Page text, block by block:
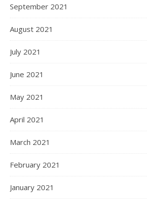
September 2021
August 2021
July 2021
June 2021
May 2021
April 2021
March 2021
February 2021
January 2021